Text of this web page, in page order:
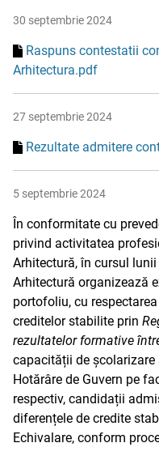
30 septembrie 2024
Raspuns contestatii
Arhitectura.pdf
27 septembrie 2024
Rezultate admitere
5 septembrie 2024
În conformitate cu
privind activitatea
Arhitectură, în cursul
Arhitectură organizează
portofoliu, cu
creditelor stabilite prin
rezultatelor formative
capacității de
Hotărâre de Guvern pe
respectiv, candidații
diferențele de credite
Echivalare, conform